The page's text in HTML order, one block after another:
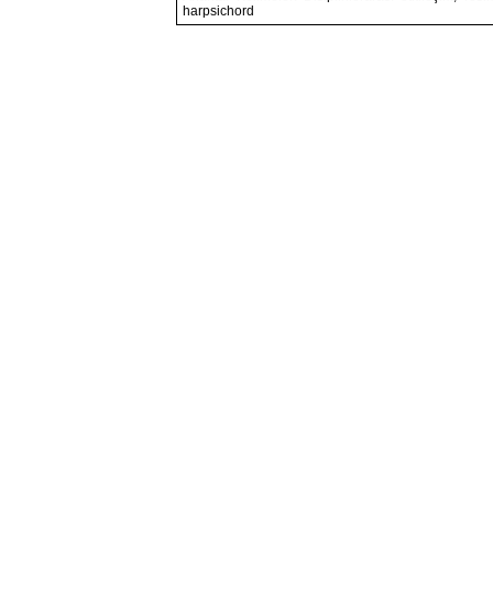
harpsichord